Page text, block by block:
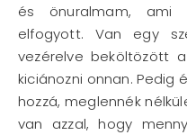
és önuralmam, ami
elfogyott. Van egy
vezérelve beköltözött
kiciánozni onnan. Pedig
hozzá, meglennék
van azzal, hogy